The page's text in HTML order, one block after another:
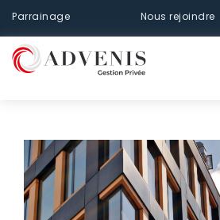
Parrainage Nous rejoindre